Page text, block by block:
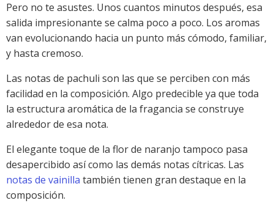
Pero no te asustes. Unos cuantos minutos después, esa
salida impresionante se calma poco a poco. Los aromas
van evolucionando hacia un punto más cómodo, familiar,
y hasta cremoso.
Las notas de pachuli son las que se perciben con más
facilidad en la composición. Algo predecible ya que toda
la estructura aromática de la fragancia se construye
alrededor de esa nota.
El elegante toque de la flor de naranjo tampoco pasa
desapercibido así como las demás notas cítricas. Las
notas de vainilla también tienen gran destaque en la
composición.